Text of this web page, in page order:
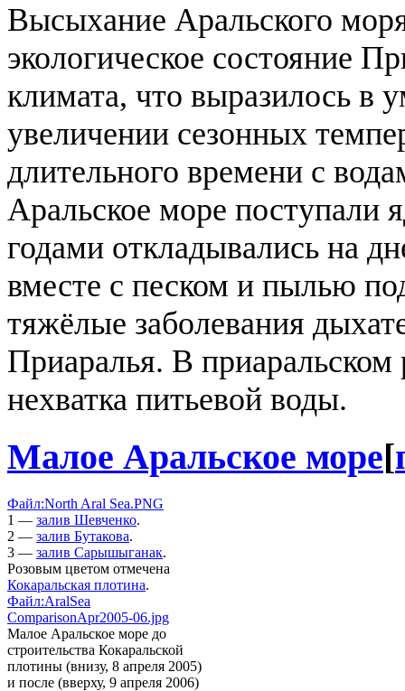
Высыхание Аральского
экологическое состояние
климата, что выразилось в
увеличении сезонных
длительного времени с
Аральское море поступали
годами откладывались на
вместе с песком и пылью
тяжёлые заболевания
Приаралья. В
нехватка питьевой воды.
Малое Аральское море[
Файл:North Aral Sea.PNG
1 — залив Шевченко.
2 — залив Бутакова.
3 — залив Сарышыганак.
Розовым цветом отмечена
Кокаральская плотина.
Файл:AralSea
ComparisonApr2005-06.jpg
Малое Аральское море до
строительства Кокаральской
плотины (внизу, 8 апреля 2005)
и после (вверху, 9 апреля 2006)